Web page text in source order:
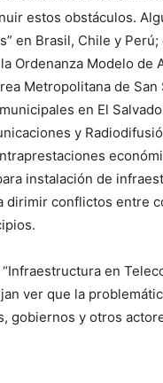
estos obstáculos.
en Brasil, Chile y
Ordenanza Modelo de
Metropolitana de San
en El
y
instalación de
dirimir conflictos entre
en
ver que la
gobiernos y otros